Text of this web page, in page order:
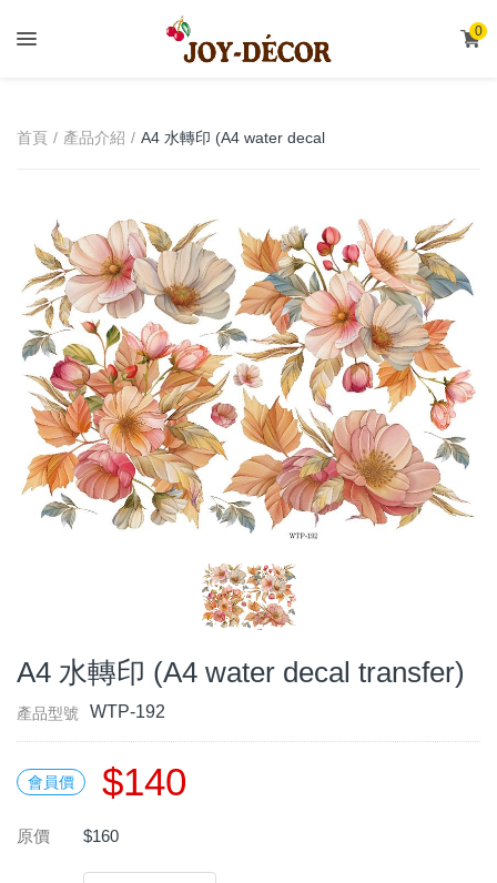
0
首頁 產品介紹
A4 水轉印 (A4 water decal
A4 水轉印 (A4 water decal transfer)
產品型號 WTP-192
會員價 $140
原價 $160